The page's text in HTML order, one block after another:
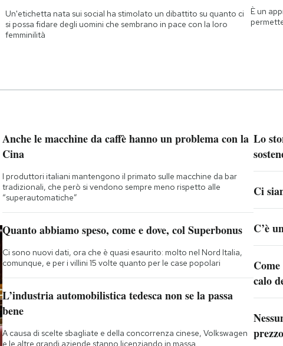
Un'etichetta nata sui social ha stimolato un dibattito su quanto ci
si possa fidare degli uomini che sembrano in pace con la loro
femminilità
È un
Anche le macchine da caffè hanno un problema con la
Cina
I produttori italiani mantengono il primato sulle macchine da bar
tradizionali, che però si vendono sempre meno rispetto alle
“superautomatiche”
Quanto abbiamo speso, come e dove, col Superbonus
Ci sono nuovi dati, ora che è quasi esaurito: molto nel Nord Italia,
comunque, e per i villini 15 volte quanto per le case popolari
L’industria automobilistica tedesca non se la passa
bene
A causa di scelte sbagliate e della concorrenza cinese, Volkswagen
e le altre grandi aziende stanno licenziando in massa
Lo
Ci
C’è
calo